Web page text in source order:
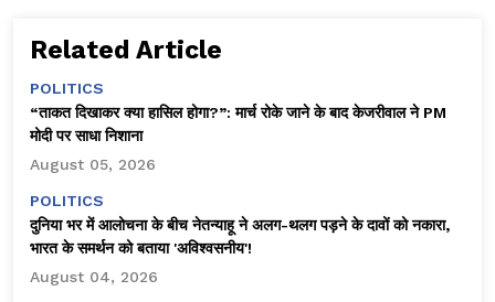
Related Article
POLITICS
“ताकत दिखाकर क्या हासिल होगा?”: मार्च रोके जाने के बाद केजरीवाल ने PM
मोदी पर साधा निशाना
August 05, 2026
POLITICS
दुनिया भर में आलोचना के बीच नेतन्याहू ने अलग-थलग पड़ने के दावों को नकारा,
भारत के समर्थन को बताया 'अविश्वसनीय'!
August 04, 2026